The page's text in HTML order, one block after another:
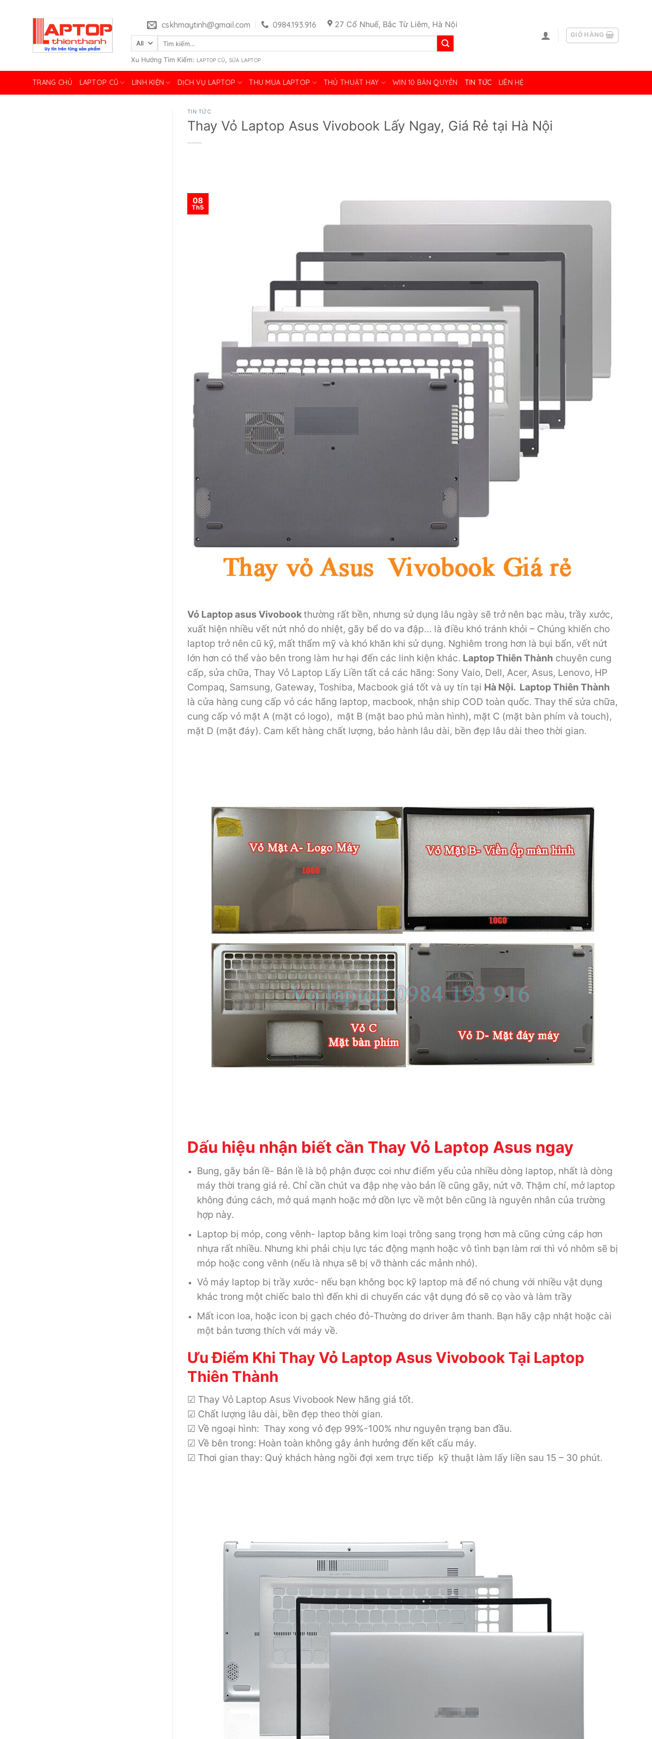
cskhmaytinh@gmail.com 0984.193.916 27 Cổ Nhuế, Bắc Từ Liêm, Hà Nội
Tìm
Xu Hướng Tìm Kiếm: LAPTOP CŨ, SỬA LAPTOP
GIỎ HÀNG
TRANG CHỦ LAPTOP CŨ LINH KIỆN DỊCH VỤ LAPTOP THU MUA LAPTOP THỦ THUẬT HAY WIN 10 BẢN QUYỀN TIN TỨC LIÊN HỆ
TIN TỨC
Thay Vỏ Laptop Asus Vivobook Lấy Ngay, Giá Rẻ tại Hà Nội
08
Th5
Vỏ Laptop asus Vivobookthường rất bền, nhưng sử dụng lâu ngày sẽ trở nên bạc màu, trầy xước,
xuất hiện nhiều vết nứt nhỏ do nhiệt, gãy bể do va đập… là điều khó tránh khỏi – Chúng khiến cho
laptop trở nên cũ kỹ, mất thẩm mỹ và khó khăn khi sử dụng. Nghiêm trong hơn là bụi bẩn, vết nứt
lớn hơn có thể vào bên trong làm hư hại đến các linh kiện khác. Laptop Thiên Thành chuyên cung
cấp, sửa chữa, Thay Vỏ Laptop Lấy Liền tất cả các hãng: Sony Vaio, Dell, Acer, Asus, Lenovo, HP
Compaq, Samsung, Gateway, Toshiba, Macbook giá tốt và uy tín tại Hà Nội. Laptop Thiên Thành
là cửa hàng cung cấp vỏ các hãng laptop, macbook, nhận ship COD toàn quốc. Thay thế sửa chữa,
cung cấp vỏ mặt A (mặt có logo), mặt B (mặt bao phủ màn hình), mặt C (mặt bàn phím và touch),
mặt D (mặt đáy). Cam kết hàng chất lượng, bảo hành lâu dài, bền đẹp lâu dài theo thời gian.
Dấu hiệu nhận biết cần Thay Vỏ Laptop Asus ngay
Bung, gãy bản lề- Bản lề là bộ phận được coi như điểm yếu của nhiều dòng laptop, nhất là dòng
máy thời trang giá rẻ. Chỉ cần chút va đập nhẹ vào bản lề cũng gãy, nứt vỡ. Thậm chí, mở laptop
không đúng cách, mở quá mạnh hoặc mở dồn lực về một bên cũng là nguyên nhân của trường
hợp này.
Laptop bị móp, cong vênh- laptop bằng kim loại trông sang trọng hơn mà cũng cứng cáp hơn
nhựa rất nhiều. Nhưng khi phải chịu lực tác động mạnh hoặc vô tình bạn làm rơi thì vỏ nhôm sẽ bị
móp hoặc cong vênh (nếu là nhựa sẽ bị vỡ thành các mảnh nhỏ).
Vỏ máy laptop bị trầy xước- nếu bạn không bọc kỹ laptop mà để nó chung với nhiều vật dụng
khác trong một chiếc balo thì đến khi di chuyển các vật dụng đó sẽ cọ vào và làm trầy
Mất icon loa, hoặc icon bị gạch chéo đỏ-Thường do driver âm thanh. Bạn hãy cập nhật hoặc cài
một bản tương thích với máy về.
Ưu Điểm Khi Thay Vỏ Laptop Asus Vivobook Tại Laptop
Thiên Thành
☑ Thay Vỏ Laptop Asus Vivobook New hãng giá tốt.
☑ Chất lượng lâu dài, bền đẹp theo thời gian.
☑ Về ngoại hình: Thay xong vỏ đẹp 99%-100% như nguyên trạng ban đầu.
☑ Về bên trong: Hoàn toàn không gây ảnh hưởng đến kết cấu máy.
☑ Thơi gian thay: Quý khách hàng ngồi đợi xem trực tiếp kỹ thuật làm lấy liền sau 15 – 30 phút.